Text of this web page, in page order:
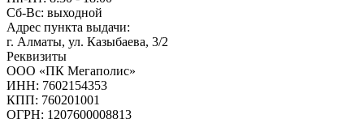
Сб-Вс: выходной
Адрес пункта выдачи:
г. Алматы, ул. Казыбаева, 3/2
Реквизиты
ООО «ПК Мегаполис»
ИНН: 7602154353
КПП: 760201001
ОГРН: 1207600008813